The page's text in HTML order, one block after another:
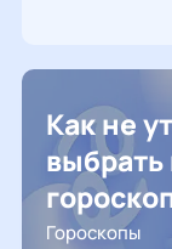
Как не
Гороскопы